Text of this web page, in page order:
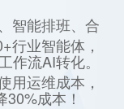
智能排班、合
行业智能体，
作流AI转化。
用运维成本，
成本！